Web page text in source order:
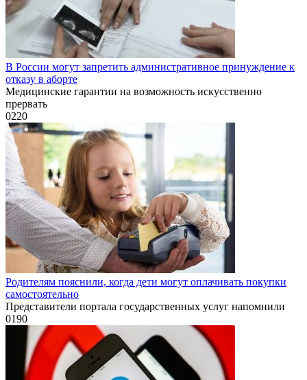
В России могут запретить административное принуждение к
отказу в аборте
Медицинские гарантии на возможность искусственно
прервать
0220
Родителям пояснили, когда дети могут оплачивать покупки
самостоятельно
Представители портала государственных услуг напомнили
0190